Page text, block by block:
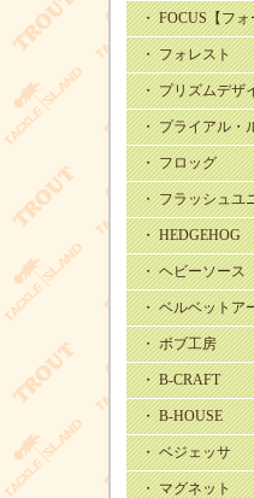
・ FOCUS【フォ
・ フォレスト
・ プリズムデザ
・ プライアル・
・ フロッグ
・ フラッシュユ
・ HEDGEHOG
・ ヘビーソース
・ ベルベットア
・ ボブ工房
・ B-CRAFT
・ B-HOUSE
・ ベジェッサ
・ マグネット